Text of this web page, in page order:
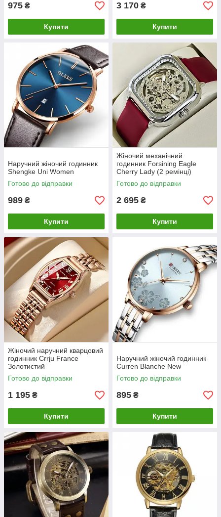
975 ₴
Купити
3 170 ₴
Купити
Наручний жіночий годинник
Shengke Uni Women
Готово до відправки
989 ₴
Купити
Жіночий механічний
годинник Forsining Eagle
Cherry Lady (2 ремінці)
Готово до відправки
2 695 ₴
Купити
Жіночий наручний кварцовий
годинник Crrju France
Золотистий
Готово до відправки
1 195 ₴
Купити
Наручний жіночий годинник
Curren Blanche New
Готово до відправки
895 ₴
Купити